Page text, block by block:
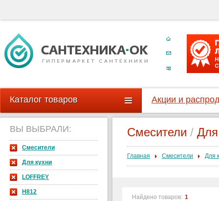
Каталог товаров Акции и
ВЫ ВЫБРАЛИ:
Смесители
Для кухни
LOFFREY
H812
Смесители /
Главная Смесители Для
Найдено товаров: 1